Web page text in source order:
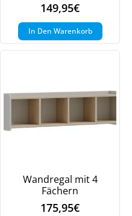
149,95€
In Den Warenkorb
Wandregal mit 4
Fächern
175,95€